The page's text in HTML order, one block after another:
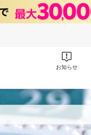
お知らせ